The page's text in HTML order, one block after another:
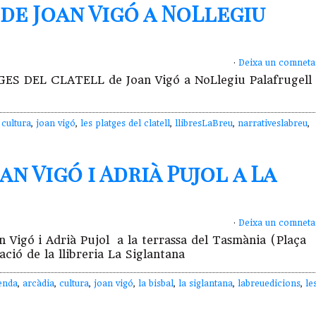
de Joan Vigó a NoLlegiu
· Deixa un
DEL CLATELL de Joan Vigó a NoLlegiu Palafrugell
cultura, joan vigó, les platges del clatell, llibresLaBreu, narrativeslabreu,
Vigó i Adrià Pujol a La
· Deixa un
Vigó i Adrià Pujol a la terrassa del Tasmània (Plaça
de la llibreria La Siglantana
, arcàdia, cultura, joan vigó, la bisbal, la siglantana, labreuedicions,